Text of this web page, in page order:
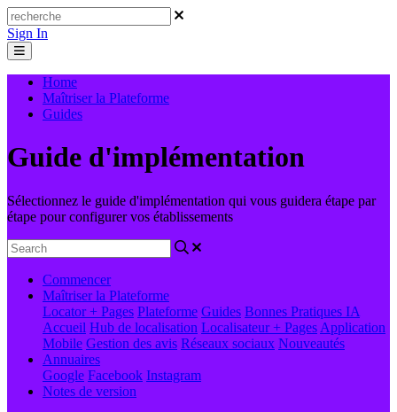
Sign In
Home
Maîtriser la Plateforme
Guides
Guide d'implémentation
Sélectionnez le guide d'implémentation qui vous guidera étape par
étape pour configurer vos établissements
Commencer
Maîtriser la Plateforme
Locator + Pages Plateforme Guides Bonnes Pratiques IA
Accueil Hub de localisation Localisateur + Pages Application
Mobile Gestion des avis Réseaux sociaux Nouveautés
Annuaires
Google Facebook Instagram
Notes de version